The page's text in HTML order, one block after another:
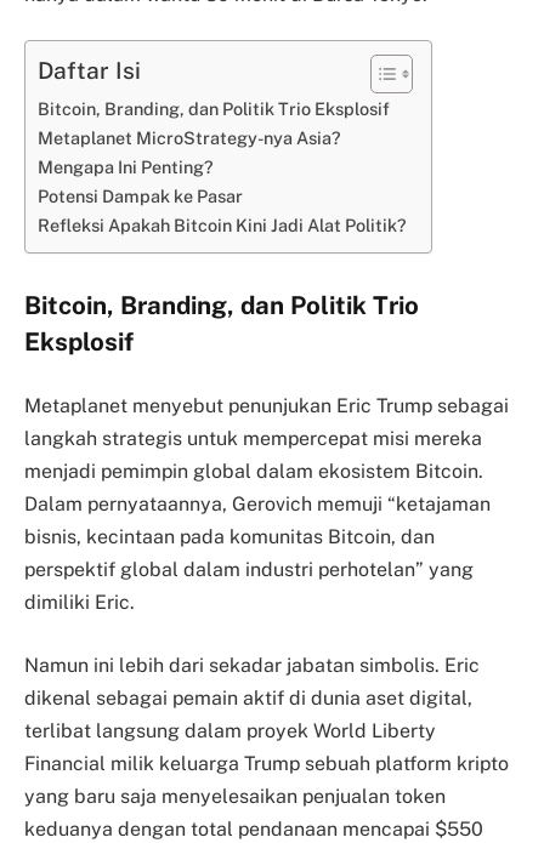
Daftar Isi
Bitcoin, Branding, dan Politik Trio Eksplosif
Metaplanet MicroStrategy-nya Asia?
Mengapa Ini Penting?
Potensi Dampak ke Pasar
Refleksi Apakah Bitcoin Kini Jadi Alat Politik?
Bitcoin, Branding, dan Politik Trio
Eksplosif
Metaplanet menyebut penunjukan Eric Trump sebagai
langkah strategis untuk mempercepat misi mereka
menjadi pemimpin global dalam ekosistem Bitcoin.
Dalam pernyataannya, Gerovich memuji “ketajaman
bisnis, kecintaan pada komunitas Bitcoin, dan
perspektif global dalam industri perhotelan” yang
dimiliki Eric.
Namun ini lebih dari sekadar jabatan simbolis. Eric
dikenal sebagai pemain aktif di dunia aset digital,
terlibat langsung dalam proyek World Liberty
Financial milik keluarga Trump sebuah platform kripto
yang baru saja menyelesaikan penjualan token
keduanya dengan total pendanaan mencapai $550